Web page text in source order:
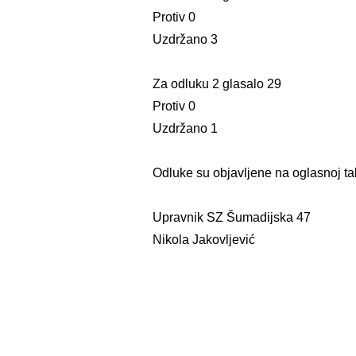
Protiv 0
Uzdržano 3
Za odluku 2 glasalo 29
Protiv 0
Uzdržano 1
Odluke su objavljene na oglasnoj
Upravnik SZ Šumadijska 47
Nikola Jakovljević